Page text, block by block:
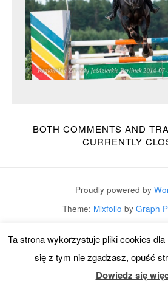
BOTH COMMENTS AND
CURRENTLY
Proudly powered by
Theme: Mixfolio by Graph
Ta strona wykorzystuje pliki cookies dla
się z tym nie zgadzasz, opuść
Dowiedz się